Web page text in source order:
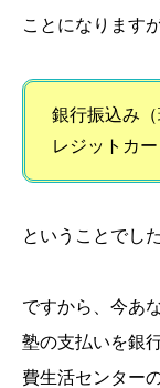
ことになります
銀行振込み
レジットカ
ということでした
ですから、今あ
塾の支払いを銀
費生活センター